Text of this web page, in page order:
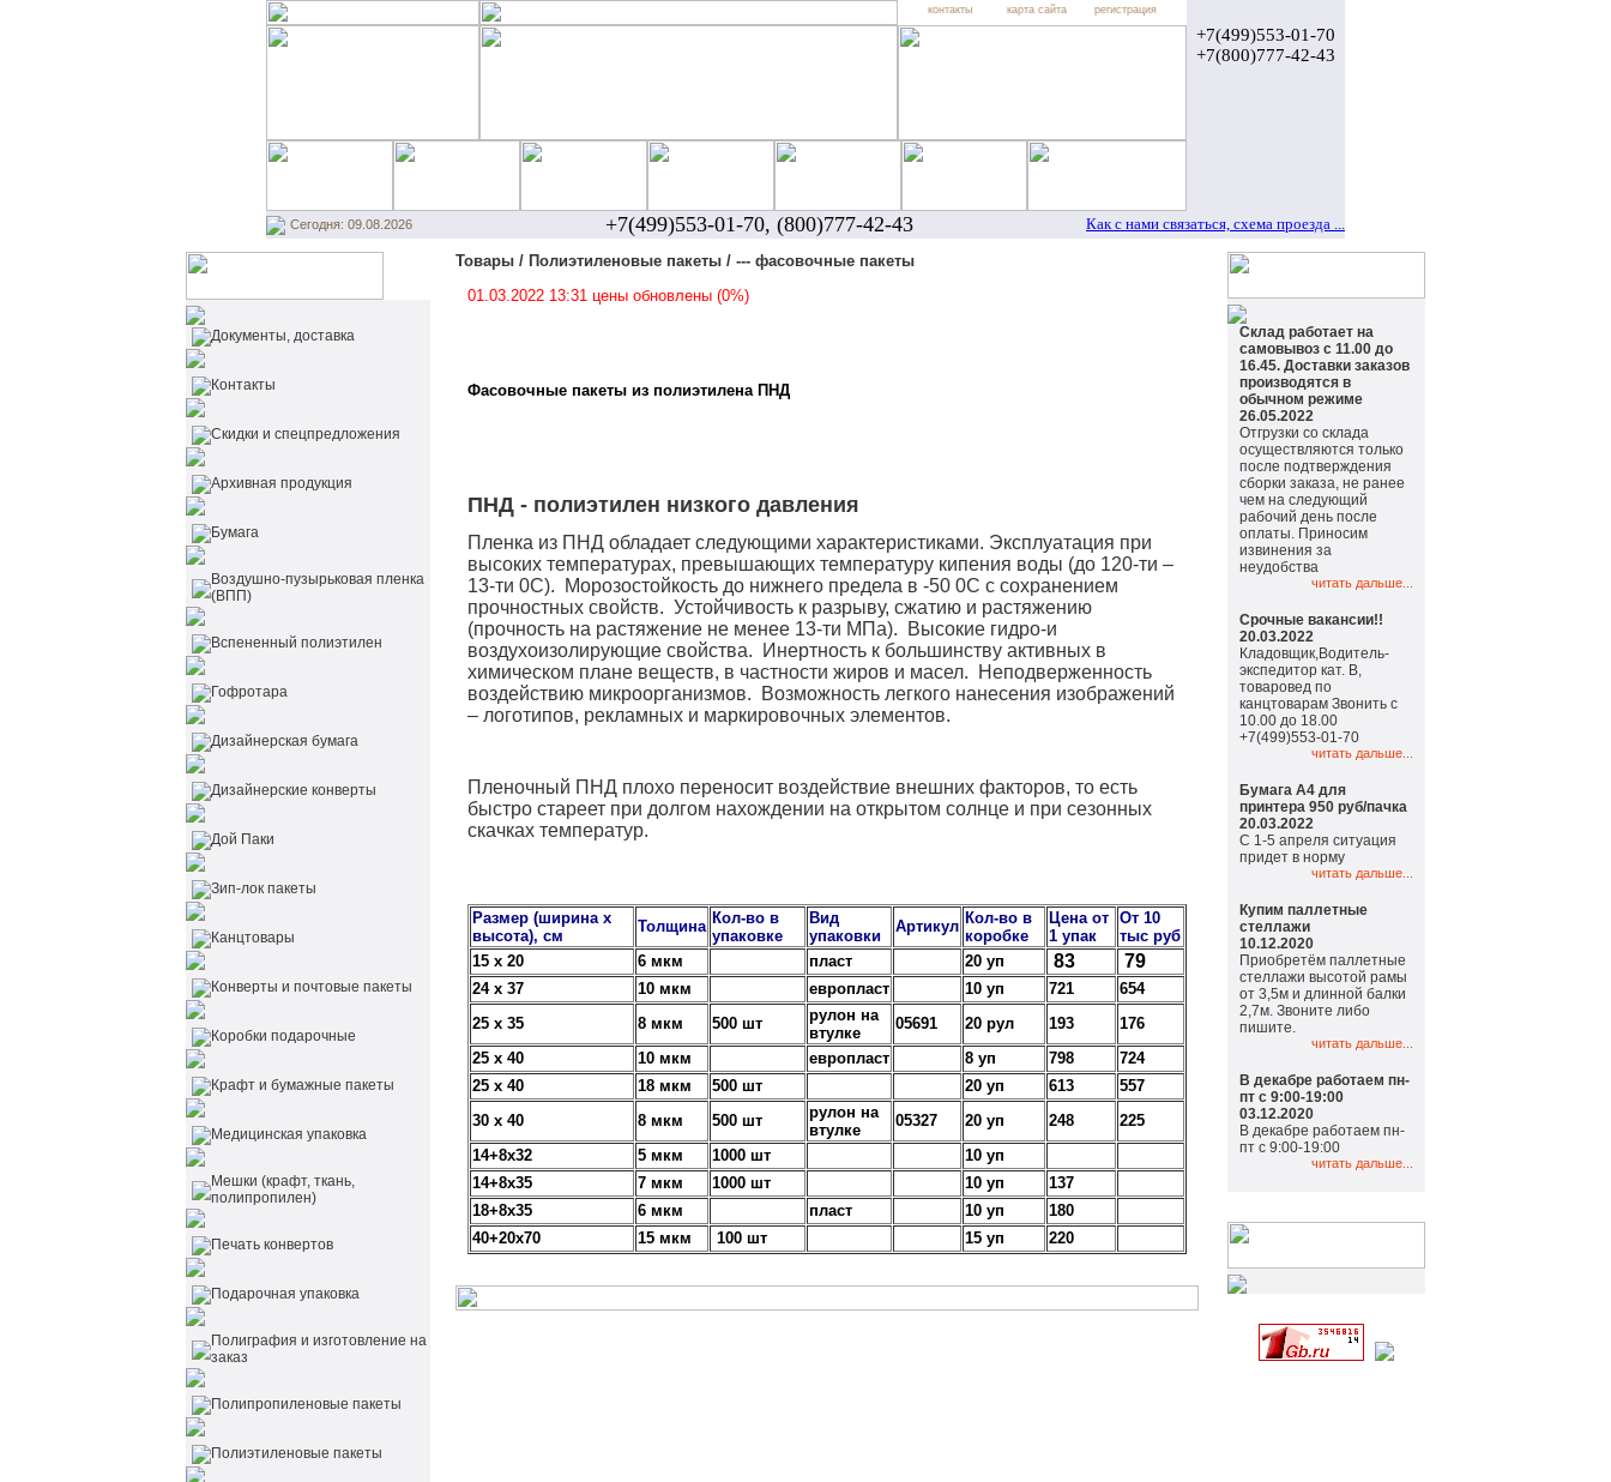
контакты карта сайта регистрация
+7(499)553-01-70
+7(800)777-42-43
Сегодня: 09.08.2026 +7(499)553-01-70, (800)777-42-43 Как с нами связаться, схема проезда ...
Документы, доставка
Контакты
Cкидки и спецпредложения
Архивная продукция
Бумага
Воздушно-пузырьковая пленка
(ВПП)
Вспененный полиэтилен
Гофротара
Дизайнерская бумага
Дизайнерские конверты
Дой Паки
Зип-лок пакеты
Канцтовары
Конверты и почтовые пакеты
Коробки подарочные
Крафт и бумажные пакеты
Медицинская упаковка
Мешки (крафт, ткань,
полипропилен)
Печать конвертов
Подарочная упаковка
Полиграфия и изготовление на
заказ
Полипропиленовые пакеты
Полиэтиленовые пакеты
Товары / Полиэтиленовые пакеты / --- фасовочные пакеты
01.03.2022 13:31 цены обновлены (0%)
Фасовочные пакеты из полиэтилена ПНД
ПНД - полиэтилен низкого давления
Пленка из ПНД обладает следующими характеристиками. Эксплуатация при
высоких температурах, превышающих температуру кипения воды (до 120-ти –
13-ти 0C). Морозостойкость до нижнего предела в -50 0C с сохранением
прочностных свойств. Устойчивость к разрыву, сжатию и растяжению
(прочность на растяжение не менее 13-ти МПа). Высокие гидро-и
воздухоизолирующие свойства. Инертность к большинству активных в
химическом плане веществ, в частности жиров и масел. Неподверженность
воздействию микроорганизмов. Возможность легкого нанесения изображений
– логотипов, рекламных и маркировочных элементов.
Пленочный ПНД плохо переносит воздействие внешних факторов, то есть
быстро стареет при долгом нахождении на открытом солнце и при сезонных
скачках температур.
Размер (ширина х
высота), см
Толщина Кол-во в
упаковке
Вид
упаковки
Артикул Кол-во в
коробке
Цена от
1 упак
От 10
тыс руб
15 х 20
6 мкм пласт 20 уп 83 79
24 х 37 10 мкм европласт 10 уп 721
654
25 х 35
8 мкм 500 шт
рулон на
втулке
05691 20 рул 193
176
25 х 40
10 мкм европласт 8 уп 798
724
25 х 40
18 мкм 500 шт 20 уп 613
557
30 х 40
8 мкм 500 шт
рулон на
втулке
05327 20 уп 248
225
14+8х32
5 мкм 1000 шт
10 уп
14+8х35
7 мкм 1000 шт 10 уп
137
18+8х35
6 мкм пласт 10 уп
180
40+20х70
15 мкм 100 шт 15 уп 220
Склад работает на
самовывоз с 11.00 до
16.45. Доставки заказов
производятся в
обычном режиме
26.05.2022
Отгрузки со склада
осуществляются только
после подтверждения
сборки заказа, не ранее
чем на следующий
рабочий день после
оплаты. Приносим
извинения за
неудобства
читать дальше...
Срочные вакансии!!
20.03.2022
Кладовщик,Водитель-
экспедитор кат. В,
товаровед по
канцтоварам Звонить с
10.00 до 18.00
+7(499)553-01-70
читать дальше...
Бумага А4 для
принтера 950 руб/пачка
20.03.2022
С 1-5 апреля ситуация
придет в норму
читать дальше...
Купим паллетные
стеллажи
10.12.2020
Приобретём паллетные
стеллажи высотой рамы
от 3,5м и длинной балки
2,7м. Звоните либо
пишите.
читать дальше...
В декабре работаем пн-
пт с 9:00-19:00
03.12.2020
В декабре работаем пн-
пт с 9:00-19:00
читать дальше...